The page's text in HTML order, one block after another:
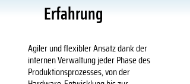
Erfahrung
Agiler und flexibler Ansatz dank der
internen Verwaltung jeder Phase des
Produktionsprozesses, von der